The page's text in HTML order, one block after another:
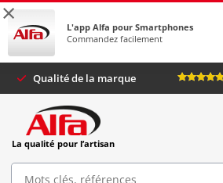
×
L'app Alfa pour Smartphones
Commandez facilement
Qualité de la marque
La qualité pour l’artisan